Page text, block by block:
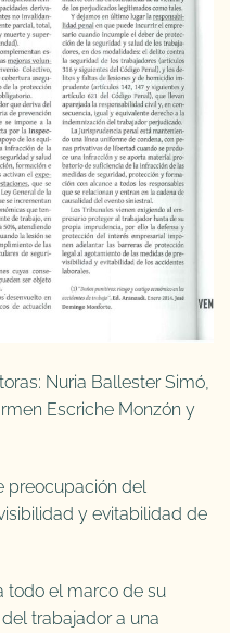
Nuria Ballester Simó,
Escriche Monzón y
preocupación del
y evitabilidad de
todo el marco de su
trabajador a una